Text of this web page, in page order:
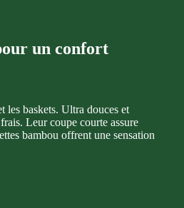
un confort
les baskets. Ultra douces et
Leur coupe courte assure
bambou offrent une sensation